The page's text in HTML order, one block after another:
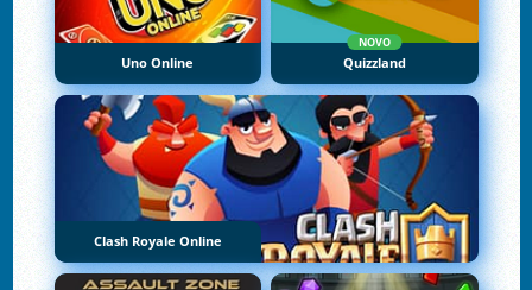
Uno Online
NOVO
Quizzland
Clash Royale Online